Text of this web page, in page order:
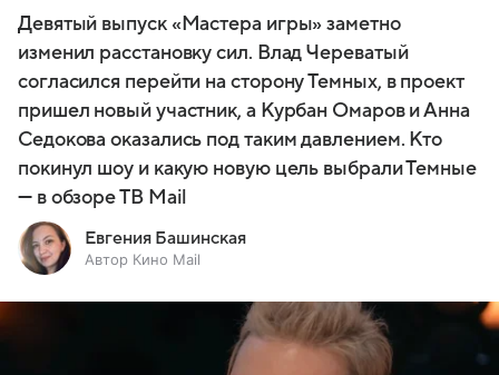
Девятый выпуск «Мастера игры» заметно
изменил расстановку сил. Влад Череватый
согласился перейти на сторону Темных, в проект
пришел новый участник, а Курбан Омаров и Анна
Седокова оказались под таким давлением. Кто
покинул шоу и какую новую цель выбрали Темные
— в обзоре ТВ Mail
Евгения Башинская
Автор Кино Mail